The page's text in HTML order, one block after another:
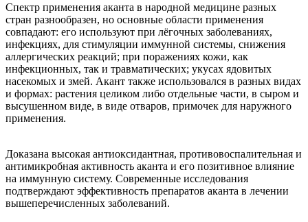
Спектр применения аканта в народной медицине разных
стран разнообразен, но основные области применения
совпадают: его используют при лёгочных заболеваниях,
инфекциях, для стимуляции иммунной системы, снижения
аллергических реакций; при поражениях кожи, как
инфекционных, так и травматических; укусах ядовитых
насекомых и змей. Акант также использовался в разных видах
и формах: растения целиком либо отдельные части, в сыром и
высушенном виде, в виде отваров, примочек для наружного
применения.
Доказана высокая антиоксидантная, противовоспалительная и
антимикробная активность аканта и его позитивное влияние
на иммунную систему. Современные исследования
подтверждают эффективность препаратов аканта в лечении
вышеперечисленных заболеваний.